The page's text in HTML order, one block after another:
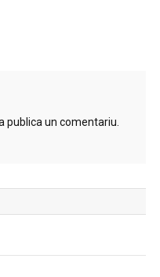
publica un comentariu.